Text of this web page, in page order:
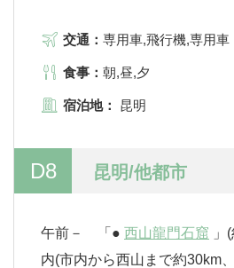
交通： 専用車,飛行機,専用車
食事： 朝,昼,夕
宿泊地： 昆明
D8 昆明/他都市
午前－ 「● 西山龍門石窟 」
内(市内から西山まで約30km、